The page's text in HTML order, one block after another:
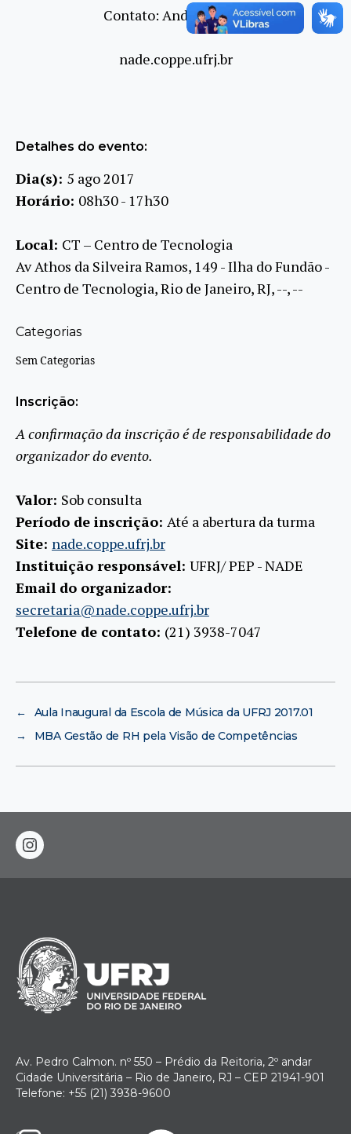
Contato: Andreia Lima
nade.coppe.ufrj.br
Detalhes do evento:
Dia(s): 5 ago 2017
Horário: 08h30 - 17h30
Local: CT – Centro de Tecnologia
Av Athos da Silveira Ramos, 149 - Ilha do Fundão -
Centro de Tecnologia, Rio de Janeiro, RJ, --, --
Categorias
Sem Categorias
Inscrição:
A confirmação da inscrição é de responsabilidade do
organizador do evento.
Valor: Sob consulta
Período de inscrição: Até a abertura da turma
Site: nade.coppe.ufrj.br
Instituição responsável: UFRJ/ PEP - NADE
Email do organizador:
secretaria@nade.coppe.ufrj.br
Telefone de contato: (21) 3938-7047
←
Aula Inaugural da Escola de Música da UFRJ 2017.01
→
MBA Gestão de RH pela Visão de Competências
instagram
Av. Pedro Calmon. nº 550 – Prédio da Reitoria, 2º andar
Cidade Universitária – Rio de Janeiro, RJ – CEP 21941-901
Telefone: +55 (21) 3938-9600